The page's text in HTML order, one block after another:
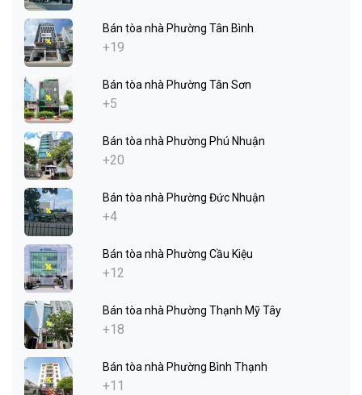
Bán tòa nhà Phường Tân Bình
+19
Bán tòa nhà Phường Tân Sơn
+5
Bán tòa nhà Phường Phú Nhuận
+20
Bán tòa nhà Phường Đức Nhuận
+4
Bán tòa nhà Phường Cầu Kiệu
+12
Bán tòa nhà Phường Thạnh Mỹ Tây
+18
Bán tòa nhà Phường Bình Thạnh
+11